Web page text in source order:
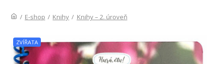
/ E-shop / Knihy / Knihy – 2. úroveň
ZVÍŘATA